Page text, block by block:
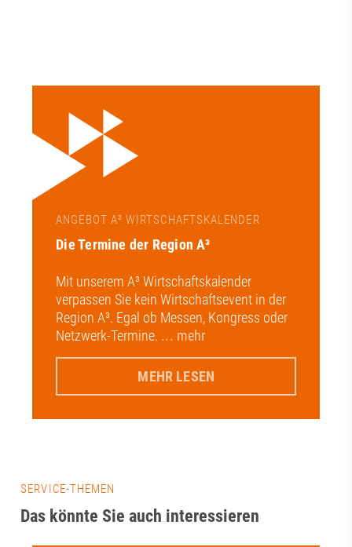
ANGEBOT A³ WIRTSCHAFTSKALENDER
Die Termine der Region A³
Mit unserem A³ Wirtschaftskalender
verpassen Sie kein Wirtschaftsevent in der
Region A³. Egal ob Messen, Kongress oder
Netzwerk-Termine. ... mehr
MEHR LESEN
SERVICE-THEMEN
Das könnte Sie auch interessieren